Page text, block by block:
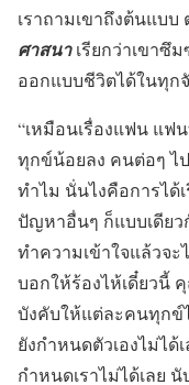
เราถามเขาถึงต้นแบบ
ศาสนาเรียกว่าเขาซึ
ออกแบบชีวิตได้ในทุก
“เหมือนเรื่องแฟน แ
ทุกข์น้อยลง คนต่อๆ ไ
ทำไม นั่นไงคือการได้
ปัญหาอื่นๆ ก็แบบเดีย
ทำความเข้าใจแล้วจ
บอกให้ร้องไห้เดี๋ยวนี้
บังคับให้แต่ละคนทุกข์ไ
ยังกำหนดตัวเองไม่ไ
กำหนดเราไม่ได้เลย